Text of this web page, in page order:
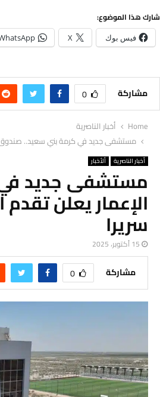
شارك هذا الموضوع:
فيس بوك X
مشاركة 0
Home
أخبار الناصرية
مستشفى جديد في كرمة بني سعيد.. صندوق
أخبار الناصرية ألأخبار
مستشفى جديد
سريرا
15 أكتوبر، 2025
مشاركة 0